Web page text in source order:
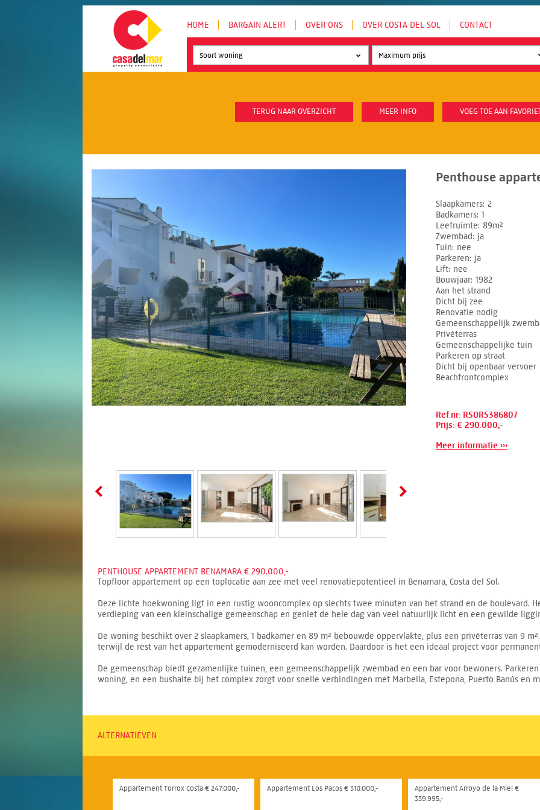
HOME BARGAIN ALERT OVER ONS OVER COSTA DEL SOL CONTACT
Soort woning
TERUG NAAR OVERZICHT MEER INFO VOEG TOE AAN
Penthouse
Slaapkamers 2
Badkamers 1
Leefruimte 89m²
Zwembad
ja
Tuin nee
Parkeren ja
Lift nee
Bouwjaar 1982
Aan het strand
Dicht bij zee
Renovatie nodig
Gemeenschappelijk
Privéterras
Gemeenschappelijke tuin
Parkeren op straat
Dicht bij openbaar vervoer
Beachfrontcomplex
Ref.nr: RSOR5386807
Prijs: € 290.000,-
Meer informatie ›››
PENTHOUSE APPARTEMENT BENAMARA € 290.000,-
Topfloor appartement op een toplocatie aan zee met veel renovatiepotentieel in Benamara, Costa del Sol.
Deze lichte hoekwoning ligt in een rustig wooncomplex op slechts twee minuten van het strand en de boulevard.
verdieping van een kleinschalige gemeenschap en geniet de hele dag van veel natuurlijk licht en een gewilde
De woning beschikt over 2 slaapkamers, 1 badkamer en 89 m² bebouwde oppervlakte, plus een privéterras van 9
terwijl de rest van het appartement gemoderniseerd kan worden. Daardoor is het een ideaal project voor
De gemeenschap biedt gezamenlijke tuinen, een gemeenschappelijk zwembad en een bar voor bewoners.
woning, en een bushalte bij het complex zorgt voor snelle verbindingen met Marbella, Estepona, Puerto Banús en
ALTERNATIEVEN
Appartement Torrox Costa € 247.000,- Appartement Los Pacos € 310.000,-
Appartement Arroyo de la Miel €
339.995,-